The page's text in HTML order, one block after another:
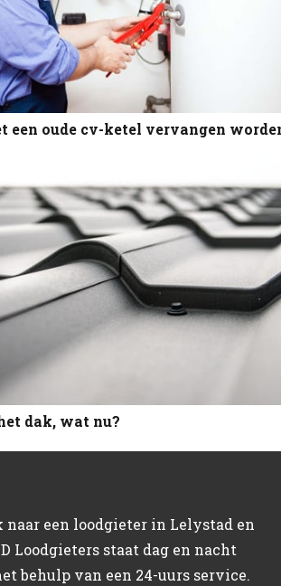
een oude cv-ketel vervangen
dak, wat nu?
naar een loodgieter in Lelystad en
Loodgieters staat dag en nacht
behulp van een 24-uurs service.